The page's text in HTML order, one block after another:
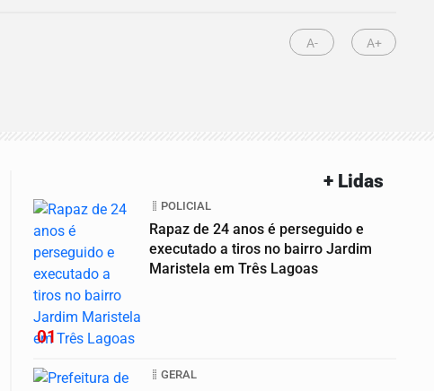
A- A+
+ Lidas
01
POLICIAL
Rapaz de 24 anos é perseguido e
executado a tiros no bairro Jardim
Maristela em Três Lagoas
GERAL